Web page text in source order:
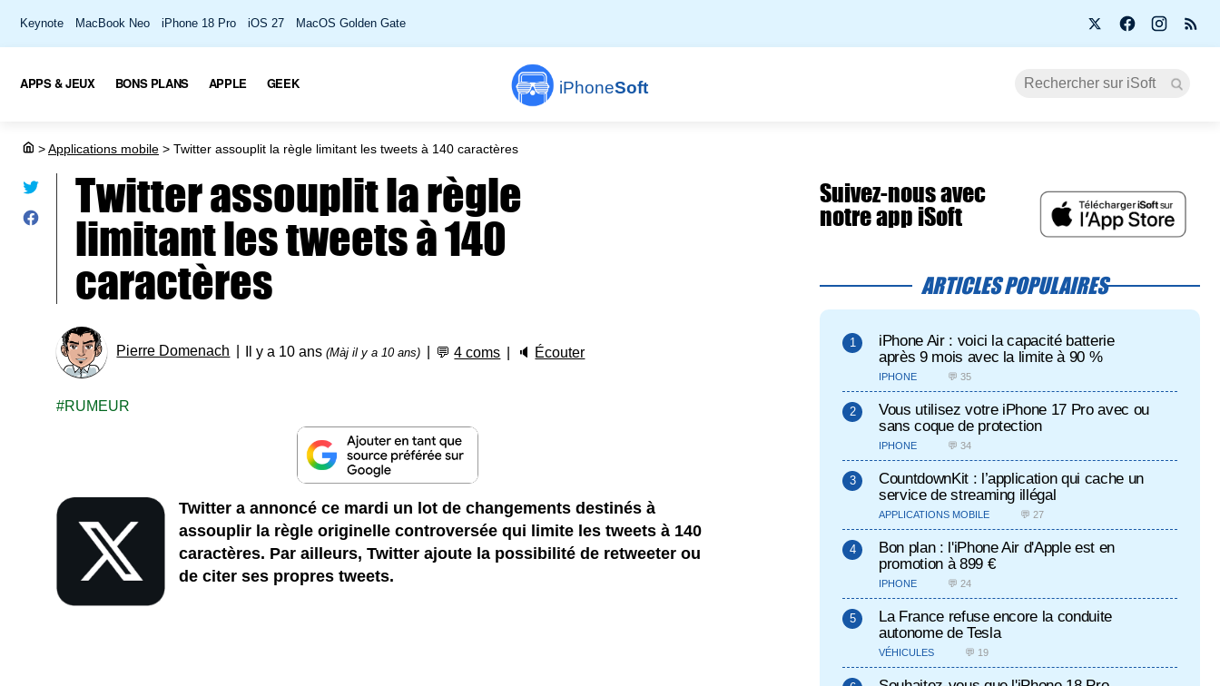
Keynote MacBook Neo iPhone 18 Pro iOS 27 MacOS Golden Gate
iPhoneSoft
APPS & JEUX BONS PLANS APPLE GEEK
>Applications mobile > Twitter assouplit la règle limitant les tweets à 140 caractères
Twitter assouplit la règle
limitant les tweets à 140
caractères
Pierre Domenach Il y a 10 ans(Màj il y a 10 ans) 💬4 coms 🔈 Écouter
RUMEUR
Twitter a annoncé ce mardi un lot de changements destinés à
assouplir la règle originelle controversée qui limite les tweets à 140
caractères. Par ailleurs, Twitter ajoute la possibilité de retweeter ou
de citer ses propres tweets.
Suivez-nous avec
notre app iSoft
ARTICLES POPULAIRES
iPhone Air : voici la capacité batterie
après 9 mois avec la limite à 90 %
IPHONE 💬 35
Vous utilisez votre iPhone 17 Pro avec ou
sans coque de protection
IPHONE 💬 34
CountdownKit : l’application qui cache un
service de streaming illégal
APPLICATIONS MOBILE 💬 27
Bon plan : l'iPhone Air d'Apple est en
promotion à 899 €
IPHONE 💬 24
La France refuse encore la conduite
autonome de Tesla
VÉHICULES 💬 19